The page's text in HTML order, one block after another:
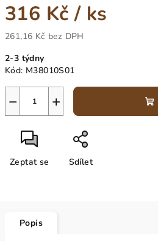
316 Kč/ ks
261,16 Kč bez DPH
cena:
2-3 týdny
Kód: M38010S01
+
−
Zeptat se Sdílet
Popis